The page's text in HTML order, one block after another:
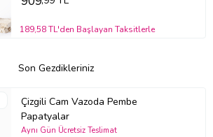
189,58 TL'den Başlayan Taksitlerle
Son Gezdikleriniz
Çizgili Cam Vazoda Pembe
Papatyalar
Aynı Gün Ücretsiz Teslimat